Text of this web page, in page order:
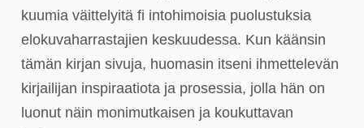
kuumia väittelyitä fi intohimoisia puolustuksia
elokuvaharrastajien keskuudessa. Kun käänsin
tämän kirjan sivuja, huomasin itseni ihmettelevän
kirjailijan inspiraatiota ja prosessia, jolla hän on
luonut näin monimutkaisen ja koukuttavan